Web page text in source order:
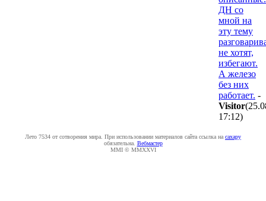
ДН со
мной на
эту тему
не хотят,
избегают.
А железо
без них
работает. -
Visitor
17:12)
Лето 7534 от сотворения мира. При использовании материалов сайта ссылка на caxapу
обязательна. Вебмастер
MMI © MMXXVI